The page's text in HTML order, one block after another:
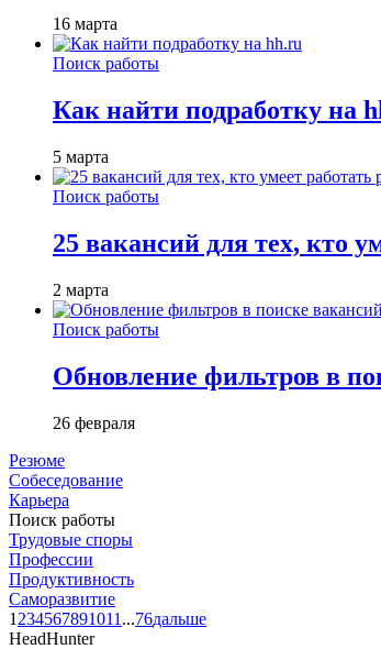
16 марта
Поиск работы
Как найти подработку на
5 марта
Поиск работы
25 вакансий для тех, кто
2 марта
Поиск работы
Обновление фильтров в
26 февраля
Резюме
Собеседование
Карьера
Поиск работы
Трудовые споры
Профессии
Продуктивность
Саморазвитие
1 234567891011 ...76дальше
HeadHunter